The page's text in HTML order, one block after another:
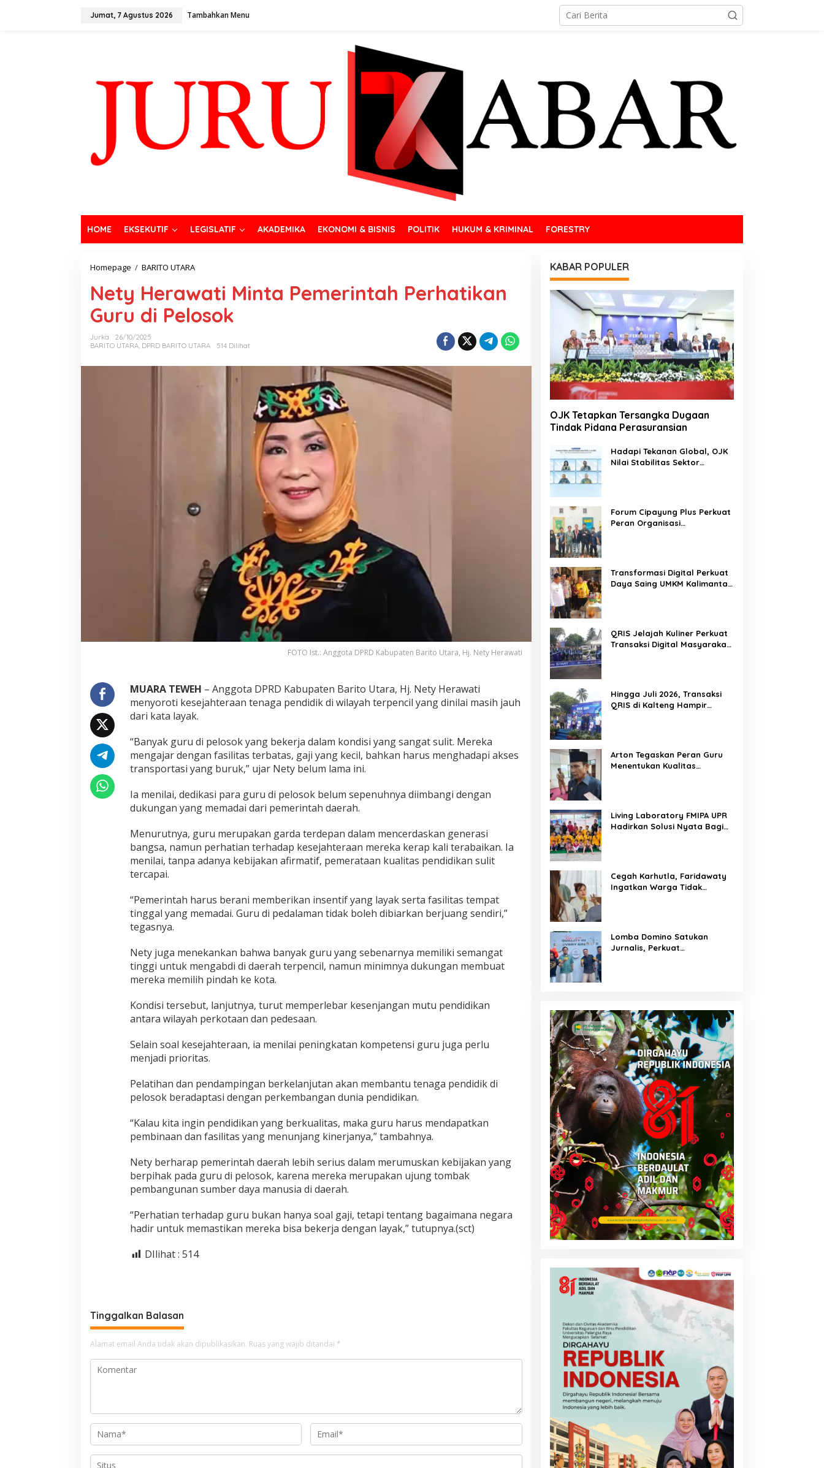
Jumat, 7 Agustus 2026 Tambahkan Menu
HOME EKSEKUTIF LEGISLATIF AKADEMIKA EKONOMI & BISNIS POLITIK HUKUM & KRIMINAL FORESTRY
Homepage / BARITO UTARA
Nety Herawati Minta Pemerintah Perhatikan
Guru di Pelosok
Jurka
26/10/2025
BARITO UTARA, DPRD BARITO UTARA 514 Dilihat
FOTO Ist.: Anggota DPRD Kabupaten Barito Utara, Hj. Nety Herawati
MUARA TEWEH – Anggota DPRD Kabupaten Barito Utara, Hj. Nety Herawati
menyoroti kesejahteraan tenaga pendidik di wilayah terpencil yang dinilai masih jauh
dari kata layak.
“Banyak guru di pelosok yang bekerja dalam kondisi yang sangat sulit. Mereka
mengajar dengan fasilitas terbatas, gaji yang kecil, bahkan harus menghadapi akses
transportasi yang buruk,” ujar Nety belum lama ini.
Ia menilai, dedikasi para guru di pelosok belum sepenuhnya diimbangi dengan
dukungan yang memadai dari pemerintah daerah.
Menurutnya, guru merupakan garda terdepan dalam mencerdaskan generasi
bangsa, namun perhatian terhadap kesejahteraan mereka kerap kali terabaikan. Ia
menilai, tanpa adanya kebijakan afirmatif, pemerataan kualitas pendidikan sulit
tercapai.
“Pemerintah harus berani memberikan insentif yang layak serta fasilitas tempat
tinggal yang memadai. Guru di pedalaman tidak boleh dibiarkan berjuang sendiri,”
tegasnya.
Nety juga menekankan bahwa banyak guru yang sebenarnya memiliki semangat
tinggi untuk mengabdi di daerah terpencil, namun minimnya dukungan membuat
mereka memilih pindah ke kota.
Kondisi tersebut, lanjutnya, turut memperlebar kesenjangan mutu pendidikan
antara wilayah perkotaan dan pedesaan.
Selain soal kesejahteraan, ia menilai peningkatan kompetensi guru juga perlu
menjadi prioritas.
Pelatihan dan pendampingan berkelanjutan akan membantu tenaga pendidik di
pelosok beradaptasi dengan perkembangan dunia pendidikan.
“Kalau kita ingin pendidikan yang berkualitas, maka guru harus mendapatkan
pembinaan dan fasilitas yang menunjang kinerjanya,” tambahnya.
Nety berharap pemerintah daerah lebih serius dalam merumuskan kebijakan yang
berpihak pada guru di pelosok, karena mereka merupakan ujung tombak
pembangunan sumber daya manusia di daerah.
“Perhatian terhadap guru bukan hanya soal gaji, tetapi tentang bagaimana negara
hadir untuk memastikan mereka bisa bekerja dengan layak,” tutupnya.(sct)
DIlihat : 514
Tinggalkan Balasan
Alamat email Anda tidak akan dipublikasikan. Ruas yang wajib ditandai *
KABAR POPULER
OJK Tetapkan Tersangka Dugaan
Tindak Pidana Perasuransian
Hadapi Tekanan Global, OJK
Nilai Stabilitas Sektor
Forum Cipayung Plus Perkuat
Peran Organisasi
Transformasi Digital Perkuat
Daya Saing UMKM Kalimantan
QRIS Jelajah Kuliner Perkuat
Transaksi Digital Masyarakat
Hingga Juli 2026, Transaksi
QRIS di Kalteng Hampir
Arton Tegaskan Peran Guru
Menentukan Kualitas
Living Laboratory FMIPA UPR
Hadirkan Solusi Nyata Bagi
Cegah Karhutla, Faridawaty
Ingatkan Warga Tidak
Lomba Domino Satukan
Jurnalis, Perkuat